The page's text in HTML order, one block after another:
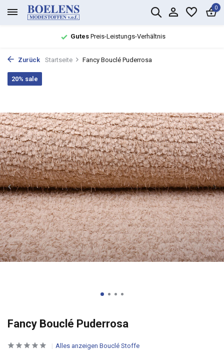
0
GutesPreis-Leistungs-Verhältnis
Zurück Startseite Fancy Bouclé Puderrosa
Fancy Bouclé Puderrosa
20% sale
Alles anzeigen Bouclé Stoffe